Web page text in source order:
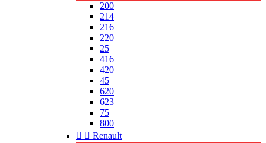
200
214
216
220
25
416
420
45
620
623
75
800
  Renault